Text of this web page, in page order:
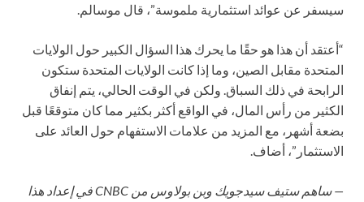
سيسفر عن عوائد استثمارية ملموسة”، قال موسالم.
“أعتقد أن هذا هو حقًا ما يحرك هذا السؤال الكبير حول الولايات
المتحدة مقابل الصين، وما إذا كانت الولايات المتحدة ستكون
الرابحة في ذلك السباق. ولكن في الوقت الحالي، يتم إنفاق
الكثير من رأس المال، في الواقع أكثر بكثير مما كان متوقعًا قبل
بضعة أشهر، مع المزيد من علامات الاستفهام حول العائد على
الاستثمار”، أضاف.
— ساهم ستيف سيدجويك وبن بولاوس من CNBC في إعداد هذا